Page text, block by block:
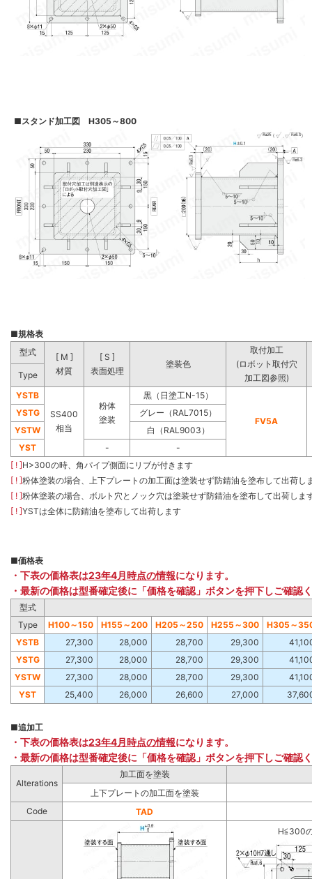
■スタンド加工図 H305～800
■規格表
型式
[ M ]
材質
[ S ]
表面処理
塗装色
取付加工
(ロボット取付穴
加工図参照)
Type
YSTB
SS400
相当
粉体
塗装
黒（日塗工N-15）
FV5A
YSTG
グレー（RAL7015）
YSTW
白（RAL9003）
YST
-
-
[ ! ]H>300の時、角パイプ側面にリブが付きます
[ ! ]粉体塗装の場合、上下プレートの加工面は塗装せず防錆油を塗布して出荷し
[ ! ]粉体塗装の場合、ボルト穴とノック穴は塗装せず防錆油を塗布して出荷しま
[ ! ]YSTは全体に防錆油を塗布して出荷します
■価格表
・下表の価格表は23年4月時点の情報になります。
・最新の価格は型番確定後に「価格を確認」ボタンを押下しご確認
型式
Type
H100～150 H155～200 H205～250 H255～300
H305～
YSTB
27,300 28,000 28,700 29,300
YSTG
27,300 28,000 28,700 29,300
YSTW
27,300 28,000 28,700 29,300
YST
25,400 26,000 26,600 27,000
■追加工
・下表の価格表は23年4月時点の情報になります。
・最新の価格は型番確定後に「価格を確認」ボタンを押下しご確認
Alterations
加工面を塗装
上下プレートの加工面を塗装
Code
TAD
H≦300